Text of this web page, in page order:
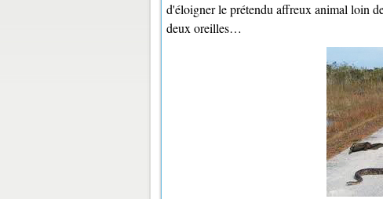
d'éloigner le prétendu affreux animal loin
deux oreilles…